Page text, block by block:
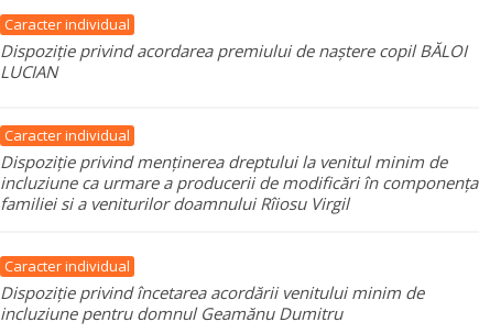
Caracter individual
Dispoziție privind acordarea premiului de naștere copil BĂLOI
LUCIAN
Caracter individual
Dispoziție privind menținerea dreptului la venitul minim de
incluziune ca urmare a producerii de modificări în componența
familiei si a veniturilor doamnului Rîiosu Virgil
Caracter individual
Dispoziție privind încetarea acordării venitului minim de
incluziune pentru domnul Geamănu Dumitru